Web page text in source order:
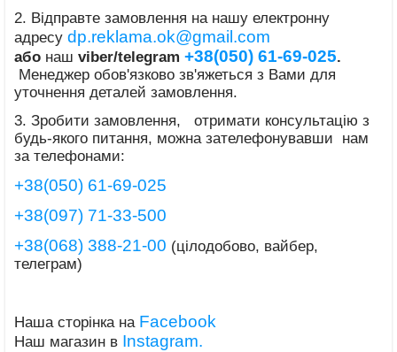
2. Відправте замовлення на нашу електронну
адресуdp.reklama.ok@gmail.com
або наш viber/telegram+38(050) 61-69-025.
Менеджер обов'язково зв'яжеться з Вами для
уточнення деталей замовлення.
3. Зробити замовлення, отримати консультацію з
будь-якого питання, можна зателефонувавши нам
за телефонами:
+38(050) 61-69-025
+38(097) 71-33-500
+38(068) 388-21-00 (цілодобово, вайбер,
телеграм)
Наша сторінка на Facebook
Наш магазин в Instagram.